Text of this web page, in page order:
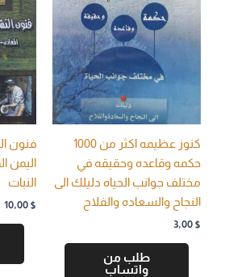
كنوز عظيمه اكثر من 1000
حكمه وقاعده وحقيقه في
مختلف جوانب الحياه دليلك الى
النجاح والسعاده والفلاح
3,00 $
طلب من
واتساب
فنون
اليمن
النبات
10,00 $